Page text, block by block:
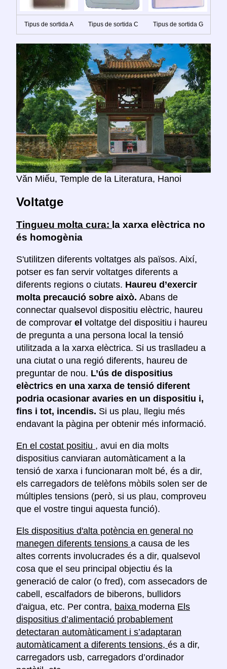
Tipus de sortida A Tipus de sortida C Tipus de sortida G
Văn Miếu, Temple de la Literatura, Hanoi
Voltatge
Tingueu molta cura: la xarxa elèctrica no
és homogènia
S'utilitzen diferents voltatges als països. Així,
potser es fan servir voltatges diferents a
diferents regions o ciutats. Haureu d’exercir
molta precaució sobre això. Abans de
connectar qualsevol dispositiu elèctric, haureu
de comprovar el voltatge del dispositiu i haureu
de pregunta a una persona local la tensió
utilitzada a la xarxa elèctrica. Si us traslladeu a
una ciutat o una regió diferents, haureu de
preguntar de nou. L’ús de dispositius
elèctrics en una xarxa de tensió diferent
podria ocasionar avaries en un dispositiu i,
fins i tot, incendis. Si us plau, llegiu més
endavant la pàgina per obtenir més informació.
En el costat positiu , avui en dia molts
dispositius canviaran automàticament a la
tensió de xarxa i funcionaran molt bé, és a dir,
els carregadors de telèfons mòbils solen ser de
múltiples tensions (però, si us plau, comproveu
que el vostre tingui aquesta funció).
Els dispositius d'alta potència en general no
manegen diferents tensions a causa de les
altes corrents involucrades és a dir, qualsevol
cosa que el seu principal objectiu és la
generació de calor (o fred), com assecadors de
cabell, escalfadors de biberons, bullidors
d'aigua, etc. Per contra, baixa moderna Els
dispositius d’alimentació probablement
detectaran automàticament i s’adaptaran
automàticament a diferents tensions, és a dir,
carregadors usb, carregadors d’ordinador